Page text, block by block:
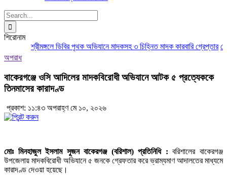
Search
for:
শিরোনাম
শ্রীমঙ্গলে ডিবির পৃথক অভিযানে মাদকসহ ৩ চিহ্নিত মাদক কারবারি গ্রেপ্তার
অপরাধ
বাকেরগঞ্জে ওসি আদিলের মাদকবিরোধী অভিযানে আটক ৫ প্রত্যেককে
তিনমাসের কারাদণ্ড
প্রকাশ: ১১:৪৩ অপরাহ্ণ মে ১০, ২০২৬
মোঃ মিনহাজুল ইসলাম সুজন বাকেরগঞ্জ (বরিশাল) প্রতিনিধি : বরিশালের বাকেরগঞ্জ
উপজেলায় মাদকবিরোধী অভিযানে ৫ জনকে গ্রেফতার করে ভ্রাম্যমাণ আদালতের মাধ্যমে
কারাদণ্ড দেওয়া হয়েছে।